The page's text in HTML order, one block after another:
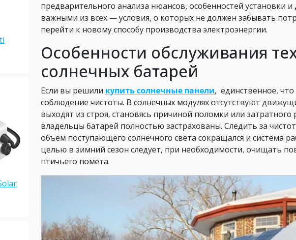
предварительного анализа нюансов, особенностей установки
важными из всех — условия, о которых не должен забывать
перейти к новому способу производства электроэнергии.
Особенности обслуживания
солнечных батарей
Если вы решили купить солнечные панели, единственное,
соблюдение чистоты. В солнечных модулях отсутствуют
выходят из строя, становясь причиной поломки или
владельцы батарей полностью застрахованы. Следить за
объем поступающего солнечного света сокращался и система
целью в зимний сезон следует, при необходимости, очищать
птичьего помета.